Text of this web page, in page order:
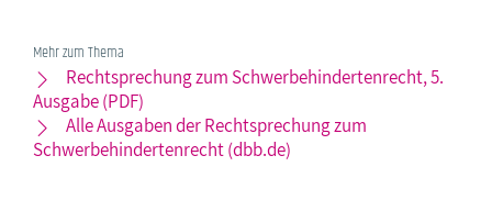
Mehr zum Thema
Rechtsprechung zum Schwerbehindertenrecht, 5.
Ausgabe (PDF)
Alle Ausgaben der Rechtsprechung zum
Schwerbehindertenrecht (dbb.de)